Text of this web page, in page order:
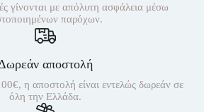
γίνονται με απόλυτη ασφάλεια μέσω
παρόχων.
αποστολή
η αποστολή είναι εντελώς δωρεάν σε
όλη την Ελλάδα.